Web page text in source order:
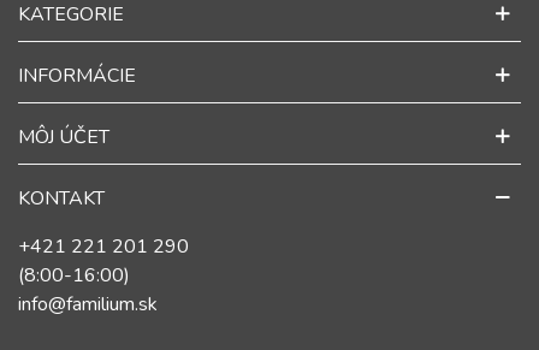
KATEGORIE
INFORMÁCIE
MÔJ ÚČET
KONTAKT
+421 221 201 290
(8:00-16:00)
info@familium.sk